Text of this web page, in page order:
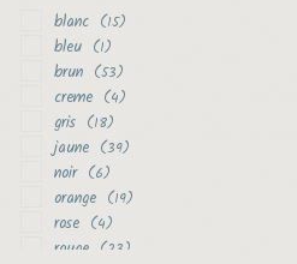
blanc (15)
bleu (1)
brun (53)
creme (4)
gris (18)
jaune (39)
noir (6)
orange (19)
rose (4)
rouge (23)